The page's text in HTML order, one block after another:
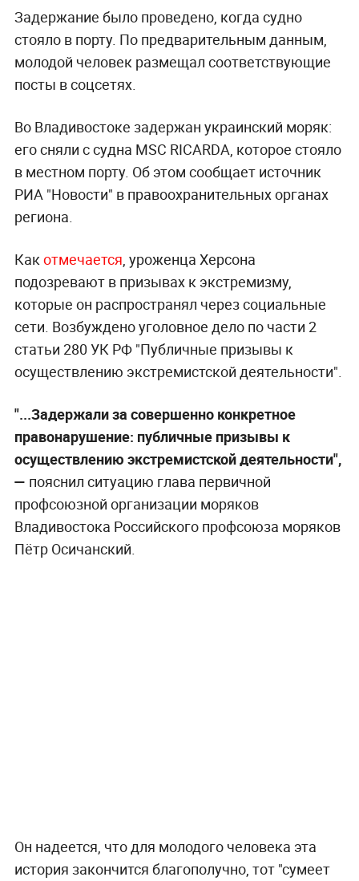
Задержание было проведено, когда судно
стояло в порту. По предварительным данным,
молодой человек размещал соответствующие
посты в соцсетях.
Во Владивостоке задержан украинский моряк:
его сняли с судна МSC RICARDA, которое стояло
в местном порту. Об этом сообщает источник
РИА "Новости" в правоохранительных органах
региона.
Какотмечается, уроженца Херсона
подозревают в призывах к экстремизму,
которые он распространял через социальные
сети. Возбуждено уголовное дело по части 2
статьи 280 УК РФ "Публичные призывы к
осуществлению экстремистской деятельности".
"...Задержали за совершенно конкретное
правонарушение: публичные призывы к
осуществлению экстремистской деятельности",
— пояснил ситуацию глава первичной
профсоюзной организации моряков
Владивостока Российского профсоюза моряков
Пётр Осичанский.
Он надеется, что для молодого человека эта
история закончится благополучно, тот "сумеет